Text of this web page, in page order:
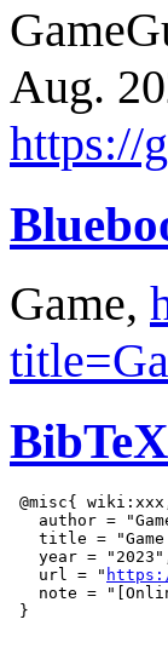
Aug.
https://
Game,
BibTeX
@misc{
author =
title =
year =
   url = "
note =